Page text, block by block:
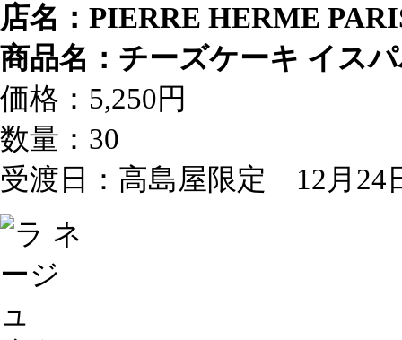
店名：PIERRE HERME
商品名：チーズケーキ イス
価格：5,250円
数量：30
受渡日：高島屋限定 12月24